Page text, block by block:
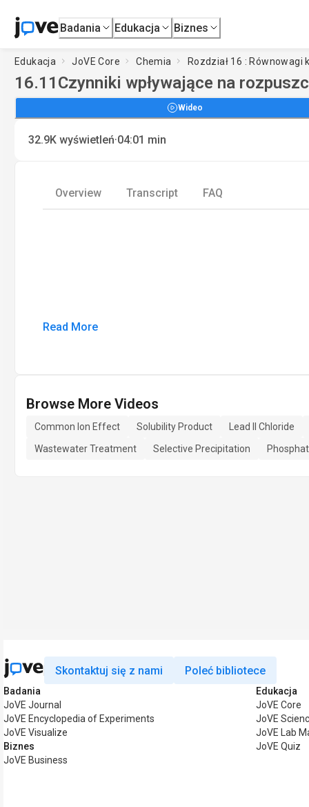
Badania Edukacja Biznes
Edukacja JoVE Core Chemia Rozdział 16 :
16.11 Czynniki wpływające na
Wideo
32.9K wyświetleń·04:01 min
Overview Transcript FAQ
Read More
Browse More Videos
Common Ion Effect Solubility Product
Lead II Chloride
Wastewater Treatment
Selective Precipitation
Skontaktuj się z nami Poleć bibliotece
Badania
JoVE Journal
JoVE Encyclopedia of Experiments
JoVE Visualize
Biznes
JoVE Business
Edukacja
JoVE Core
JoVE
JoVE Lab
JoVE Quiz